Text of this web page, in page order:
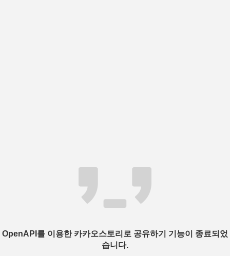
OpenAPI를 이용한 카카오스토리로 공유하기 기능이 종료되었
습니다.